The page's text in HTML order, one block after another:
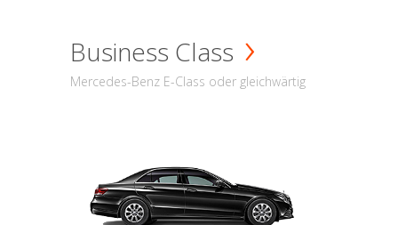
Business Class
Mercedes-Benz E-Class oder gleichwärtig